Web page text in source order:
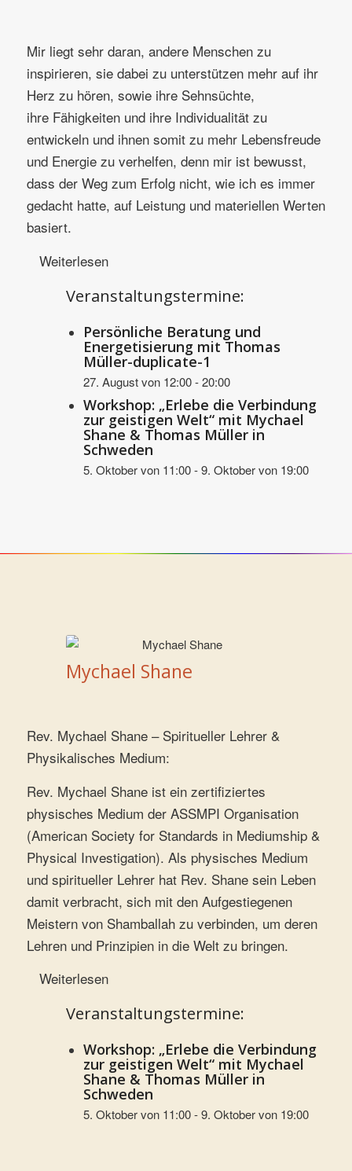
Mir liegt sehr daran, andere Menschen zu
inspirieren, sie dabei zu unterstützen mehr auf ihr
Herz zu hören, sowie ihre Sehnsüchte,
ihre Fähigkeiten und ihre Individualität zu
entwickeln und ihnen somit zu mehr Lebensfreude
und Energie zu verhelfen, denn mir ist bewusst,
dass der Weg zum Erfolg nicht, wie ich es immer
gedacht hatte, auf Leistung und materiellen Werten
basiert.
Weiterlesen
Veranstaltungstermine:
Persönliche Beratung und
Energetisierung mit Thomas
Müller-duplicate-1
27. August von 12:00-20:00
Workshop: „Erlebe die Verbindung
zur geistigen Welt“ mit Mychael
Shane & Thomas Müller in
Schweden
5. Oktober von 11:00-9. Oktober von 19:00
Mychael Shane
Rev. Mychael Shane – Spiritueller Lehrer &
Physikalisches Medium:
Rev. Mychael Shane ist ein zertifiziertes
physisches Medium der ASSMPI Organisation
(American Society for Standards in Mediumship &
Physical Investigation). Als physisches Medium
und spiritueller Lehrer hat Rev. Shane sein Leben
damit verbracht, sich mit den Aufgestiegenen
Meistern von Shamballah zu verbinden, um deren
Lehren und Prinzipien in die Welt zu bringen.
Weiterlesen
Veranstaltungstermine:
Workshop: „Erlebe die Verbindung
zur geistigen Welt“ mit Mychael
Shane & Thomas Müller in
Schweden
5. Oktober von 11:00-9. Oktober von 19:00